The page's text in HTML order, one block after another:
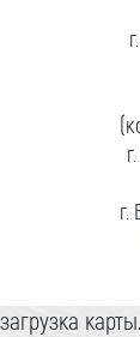
г.
загрузка